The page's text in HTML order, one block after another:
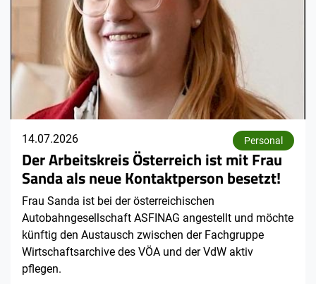
14.07.2026 Personal
Der Arbeitskreis Österreich ist mit Frau
Sanda als neue Kontaktperson besetzt!
Frau Sanda ist bei der österreichischen
Autobahngesellschaft ASFINAG angestellt und möchte
künftig den Austausch zwischen der Fachgruppe
Wirtschaftsarchive des VÖA und der VdW aktiv
pflegen.